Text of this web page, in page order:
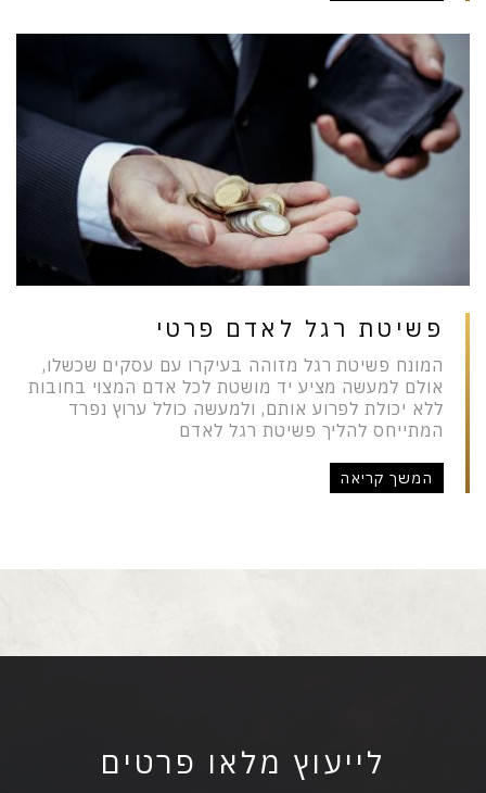
פשיטת רגל לאדם פרטי
המונח פשיטת רגל מזוהה בעיקרו עם עסקים שכשלו,
אולם למעשה מציע יד מושטת לכל אדם המצוי בחובות
ללא יכולת לפרוע אותם, ולמעשה כולל ערוץ נפרד
המתייחס להליך פשיטת רגל לאדם
המשך קריאה
לייעוץ מלאו פרטים